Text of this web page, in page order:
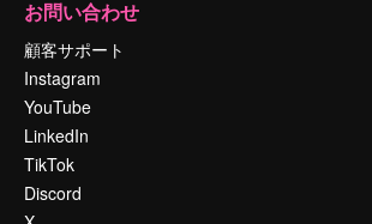
お問い合わせ
顧客サポート
Instagram
YouTube
LinkedIn
TikTok
Discord